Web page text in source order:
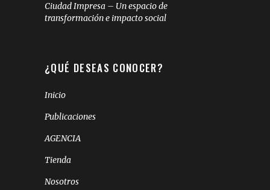
Ciudad Impresa – Un espacio de
transformación e impacto social
¿QUÉ DESEAS CONOCER?
Inicio
Publicaciones
AGENCIA
Tienda
Nosotros